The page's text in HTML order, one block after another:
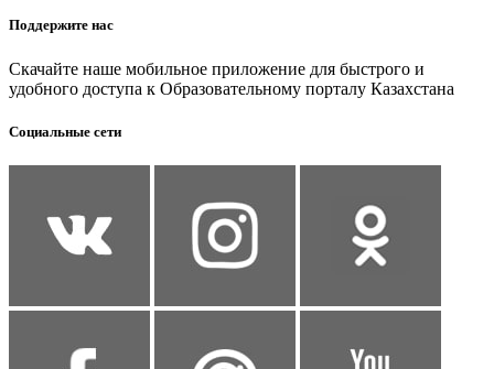
Поддержите нас
Скачайте наше мобильное приложение для быстрого и
удобного доступа к Образовательному порталу Казахстана
Социальные сети